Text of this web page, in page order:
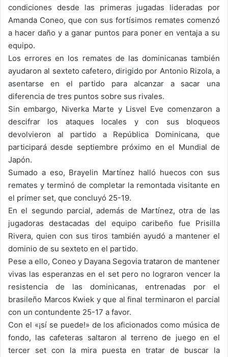
condiciones desde las primeras jugadas lideradas por
Amanda Coneo, que con sus fortísimos remates comenzó
a hacer daño y a ganar puntos para poner en ventaja a su
equipo.
Los errores en los remates de las dominicanas también
ayudaron al sexteto cafetero, dirigido por Antonio Rizola, a
asentarse en el partido para alcanzar a sacar una
diferencia de tres puntos sobre sus rivales.
Sin embargo, Niverka Marte y Lisvel Eve comenzaron a
descifrar los ataques locales y con sus bloqueos
devolvieron al partido a República Dominicana, que
participará desde septiembre próximo en el Mundial de
Japón.
Sumado a eso, Brayelin Martínez halló huecos con sus
remates y terminó de completar la remontada visitante en
el primer set, que concluyó 25-19.
En el segundo parcial, además de Martínez, otra de las
jugadoras destacadas del equipo caribeño fue Prisilla
Rivera, quien con sus tiros también ayudó a mantener el
dominio de su sexteto en el partido.
Pese a ello, Coneo y Dayana Segovia trataron de mantener
vivas las esperanzas en el set pero no lograron vencer la
resistencia de las dominicanas, entrenadas por el
brasileño Marcos Kwiek y que al final terminaron el parcial
con un contundente 25-17 a favor.
Con el «¡sí se puede!» de los aficionados como música de
fondo, las cafeteras saltaron al terreno de juego en el
tercer set con la mira puesta en tratar de buscar la